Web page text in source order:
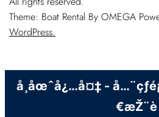
Theme: Boat Rental By OMEGA
WordPress.